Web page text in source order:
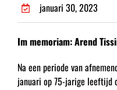
januari 30, 2023
Im memoriam: Arend
Na een periode van
januari op 75-jarige leeftijd